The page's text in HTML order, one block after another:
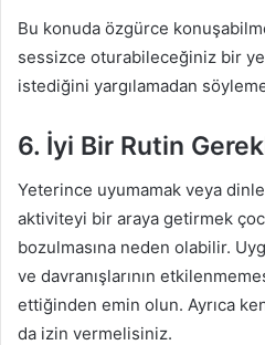
Bu konuda özgürce
sessizce oturabileceğiniz bir
istediğini yargılamadan
6. İyi Bir Rutin
Yeterince uyumamak veya
aktiviteyi bir araya getirmek
bozulmasına neden olabilir.
ve davranışlarının
ettiğinden emin olun. Ayrıca
da izin vermelisiniz.